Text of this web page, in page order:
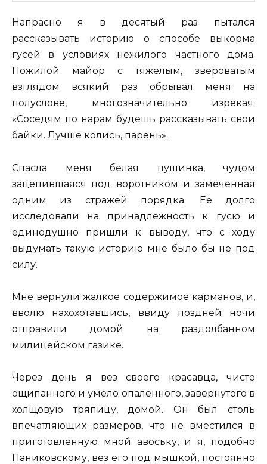
Напрасно я в десятый раз пытался
рассказывать историю о способе выкорма
гусей в условиях нежилого частного дома.
Пожилой майор с тяжелым, звероватым
взглядом всякий раз обрывал меня на
полуслове, многозначительно изрекая:
«Соседям по нарам будешь рассказывать свои
байки. Лучше колись, парень».
Спасла меня белая пушинка, чудом
зацепившаяся под воротником и замеченная
одним из стражей порядка. Ее долго
исследовали на принадлежность к гусю и
единодушно пришли к выводу, что с ходу
выдумать такую историю мне было бы не под
силу.
Мне вернули жалкое содержимое карманов, и,
вволю нахохотавшись, ввиду поздней ночи
отправили домой на раздолбанном
милицейском газике.
Через день я вез своего красавца, чисто
ощипанного и умело опаленного, завернутого в
холщовую тряпицу, домой. Он был столь
впечатляющих размеров, что не вместился в
приготовленную мной авоську, и я, подобно
Паниковскому, вез его под мышкой, постоянно